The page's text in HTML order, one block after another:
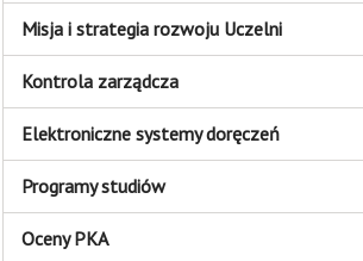
Misja i strategia rozwoju Uczelni
Kontrola zarządcza
Elektroniczne systemy doręczeń
Programy studiów
Oceny PKA